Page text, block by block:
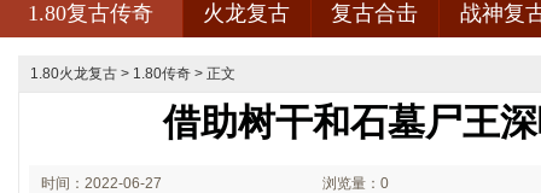
1.80复古传奇 火龙复古 复古合击 战神复
1.80火龙复古 > 1.80传奇 > 正文
借助树干和石墓尸王
时间：2022-06-27 浏览量：0